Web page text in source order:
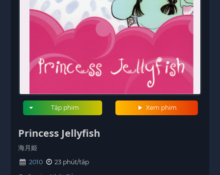
Xem phim
Tập phim
Princess Jellyfish
海月姫
2010
23 phút/tập